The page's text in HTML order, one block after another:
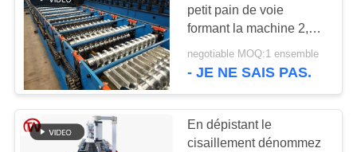
PLAN
SITE
POLITIQUE
Machine de formage
de rouleaux de
porte à volets
109
petit pain de voie
formant la machine 2,5
pouces de nervures de
milieu
negotiable MOQ:1 ensemble
- JE NE SAIS PAS.
En dépistant le
cisaillement dénommez